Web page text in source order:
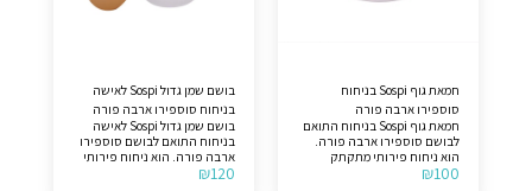
חמאת גוף Sospi בניחוח
סוספירו ארבה פורה
חמאת גוף Sospi בניחוח התואם
לבושם סוספירו ארבה פורה.
הוא ניחוח פירותי מתקתק
₪100
בושם שמן גדול Sospi לאישה
בניחוח סוספירו ארבה פורה
בושם שמן גדול Sospi לאישה
בניחוח התואם לבושם סוספירו
ארבה פורה. הוא ניחוח פירותי
מתקתק לנשים וגברים
₪120